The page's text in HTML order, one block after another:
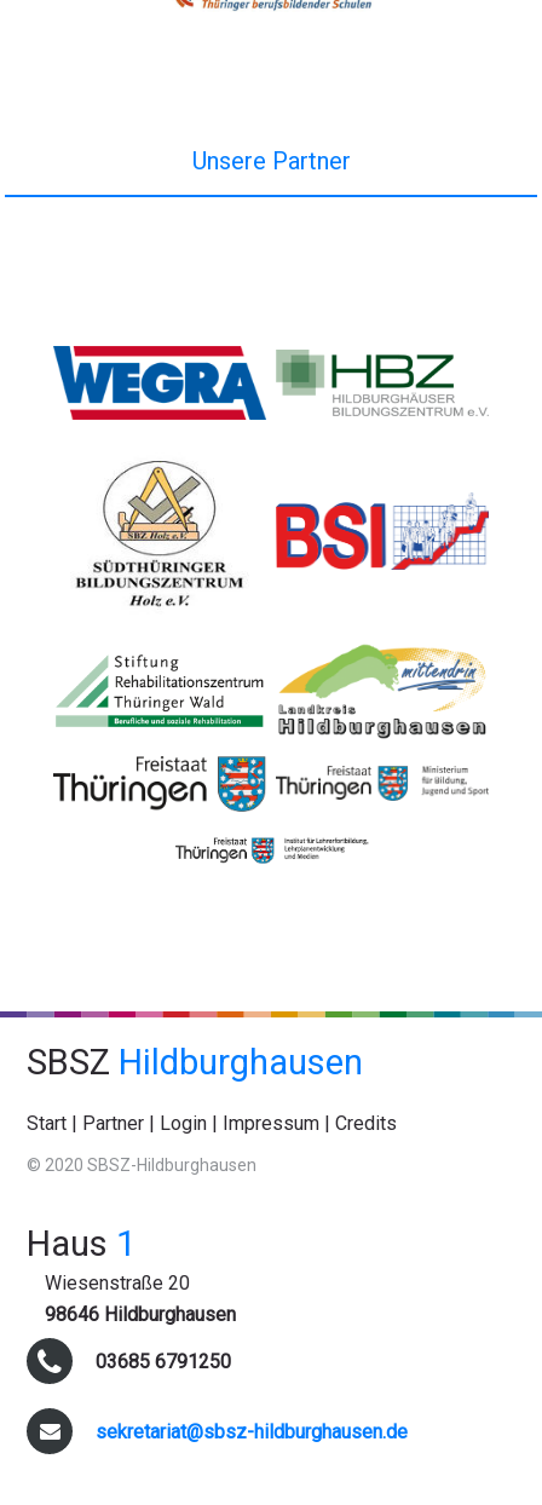
Unsere Partner
SBSZ Hildburghausen
Start | Partner | Login | Impressum |Credits
© 2020 SBSZ-Hildburghausen
Haus 1
Wiesenstraße 20
98646 Hildburghausen
03685 6791250
sekretariat@sbsz-hildburghausen.de